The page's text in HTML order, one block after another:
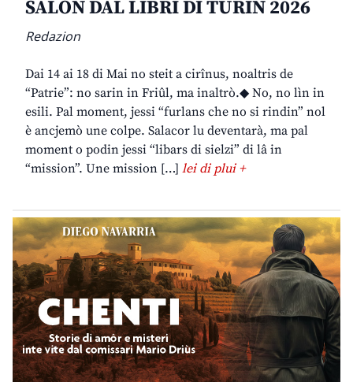
SALON DAL LIBRI DI TURIN 2026
Redazion
Dai 14 ai 18 di Mai no steit a cirînus, noaltris de
“Patrie”: no sarin in Friûl, ma inaltrò.◆ No, no lìn in
esili. Pal moment, jessi “furlans che no si rindin” nol
è ancjemò une colpe. Salacor lu deventarà, ma pal
moment o podin jessi “libars di sielzi” di lâ in
“mission”. Une mission […] lei di plui +